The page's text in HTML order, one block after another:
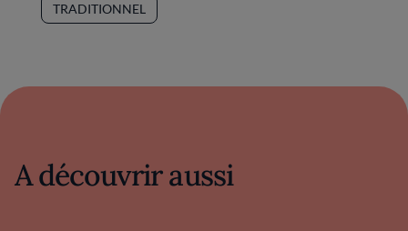
TRADITIONNEL
A découvrir aussi